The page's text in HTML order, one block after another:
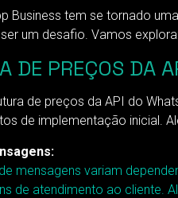
Business tem se tornado
um desafio. Vamos
DE PREÇOS DA
de preços da API do
de implementação inicial.
mensagens variam
de atendimento ao cliente.